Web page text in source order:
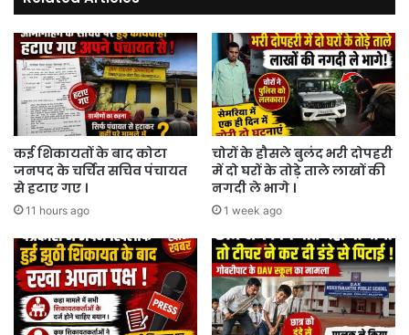
कई शिकायतों के बाद कोटा
जनपद के चर्चित सचिव पंचायत
से हटाए गए ।
11 hours ago
चोरों के हौसले बुलंद भरी दोपहरी
में दो घरों के तोड़े ताले लाखों की
नगदी ले भागे ।
1 week ago